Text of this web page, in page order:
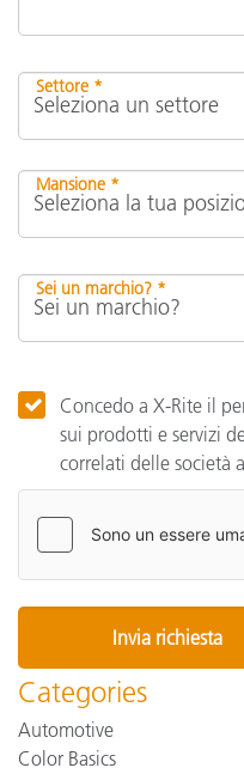
Settore *
Mansione *
Sei un marchio? *
Concedo a X-Rite il
sui prodotti e servizi
correlati delle società
Categories
Automotive
Color Basics